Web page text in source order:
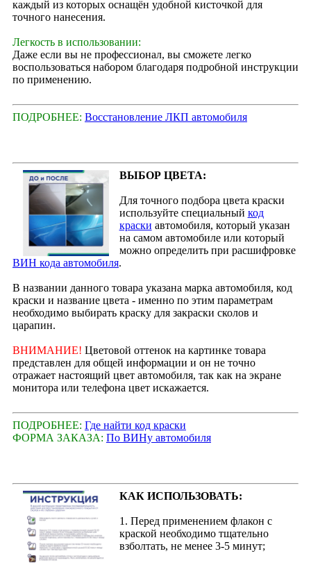
каждый из которых оснащён удобной кисточкой для
точного нанесения.
Легкость в использовании:
Даже если вы не профессионал, вы сможете легко
воспользоваться набором благодаря подробной инструкции
по применению.
ПОДРОБНЕЕ: Восстановление ЛКП автомобиля
ВЫБОР ЦВЕТА:
Для точного подбора цвета краски
используйте специальный код
краски автомобиля, который указан
на самом автомобиле или который
можно определить при расшифровке
ВИН кода автомобиля.
В названии данного товара указана марка автомобиля, код
краски и название цвета - именно по этим параметрам
необходимо выбирать краску для закраски сколов и
царапин.
ВНИМАНИЕ! Цветовой оттенок на картинке товара
представлен для общей информации и он не точно
отражает настоящий цвет автомобиля, так как на экране
монитора или телефона цвет искажается.
ПОДРОБНЕЕ: Где найти код краски
ФОРМА ЗАКАЗА: По ВИНу автомобиля
КАК ИСПОЛЬЗОВАТЬ:
1. Перед применением флакон с
краской необходимо тщательно
взболтать, не менее 3-5 минут;